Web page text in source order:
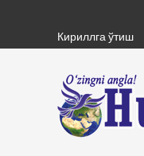
content
Кириллга ўтиш